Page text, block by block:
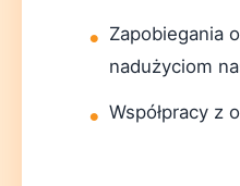
Zapobiegania
nadużyciom
Współpracy z